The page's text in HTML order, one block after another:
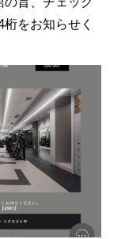
をお知らせく